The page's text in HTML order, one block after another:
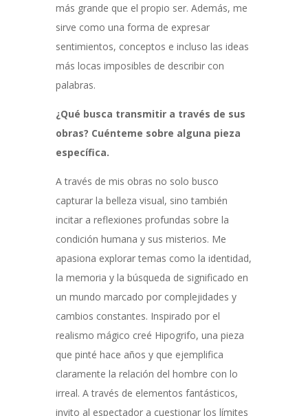
más grande que el propio ser. Además, me
sirve como una forma de expresar
sentimientos, conceptos e incluso las ideas
más locas imposibles de describir con
palabras.
¿Qué busca transmitir a través de sus
obras? Cuénteme sobre alguna pieza
específica.
A través de mis obras no solo busco
capturar la belleza visual, sino también
incitar a reflexiones profundas sobre la
condición humana y sus misterios. Me
apasiona explorar temas como la identidad,
la memoria y la búsqueda de significado en
un mundo marcado por complejidades y
cambios constantes. Inspirado por el
realismo mágico creé Hipogrifo, una pieza
que pinté hace años y que ejemplifica
claramente la relación del hombre con lo
irreal. A través de elementos fantásticos,
invito al espectador a cuestionar los límites